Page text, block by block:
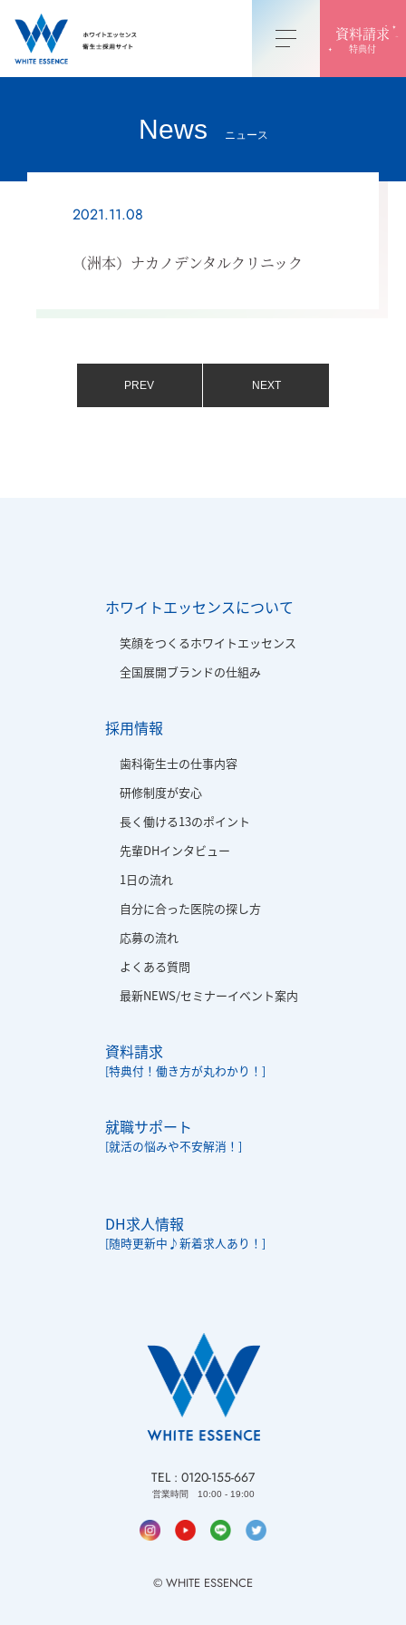
資料請求
特典付
News ニュース
2021.11.08
（洲本）ナカノデンタルクリニック
PREV NEXT
ホワイトエッセンスについて
笑顔をつくるホワイトエッセンス
全国展開ブランドの仕組み
採用情報
歯科衛生士の仕事内容
研修制度が安心
長く働ける13のポイント
先輩DHインタビュー
1日の流れ
自分に合った医院の探し方
応募の流れ
よくある質問
最新NEWS/セミナーイベント案内
資料請求
[特典付！働き方が丸わかり！]
就職サポート
[就活の悩みや不安解消！]
DH求人情報
[随時更新中♪新着求人あり！]
TEL : 0120-155-667
営業時間 10:00 - 19:00
© WHITE ESSENCE